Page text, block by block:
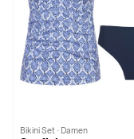
Bikini Set · Damen